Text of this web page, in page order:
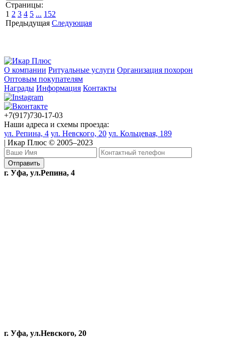
Страницы:
1 2 3 4 5 ... 152
Предыдущая Следующая
О компании Ритуальные услуги Организация похорон
Оптовым покупателям
Награды Информация Контакты
+7(917)730-17-03
Наши адреса и схемы проезда:
ул. Репина, 4 ул. Невского, 20 ул. Кольцевая, 189
| Икар Плюс © 2005–2023
г. Уфа, ул.Репина, 4
г. Уфа, ул.Невского, 20